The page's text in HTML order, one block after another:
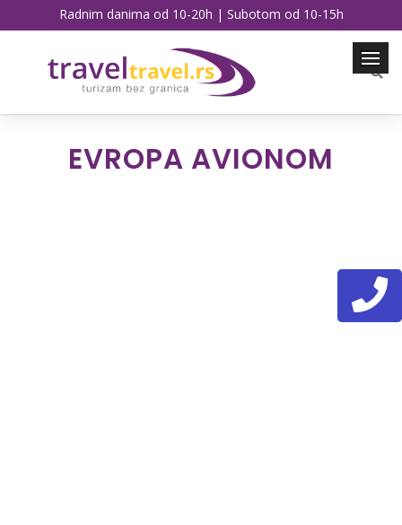
Radnim danima od 10-20h | Subotom od 10-15h
EVROPA AVIONOM